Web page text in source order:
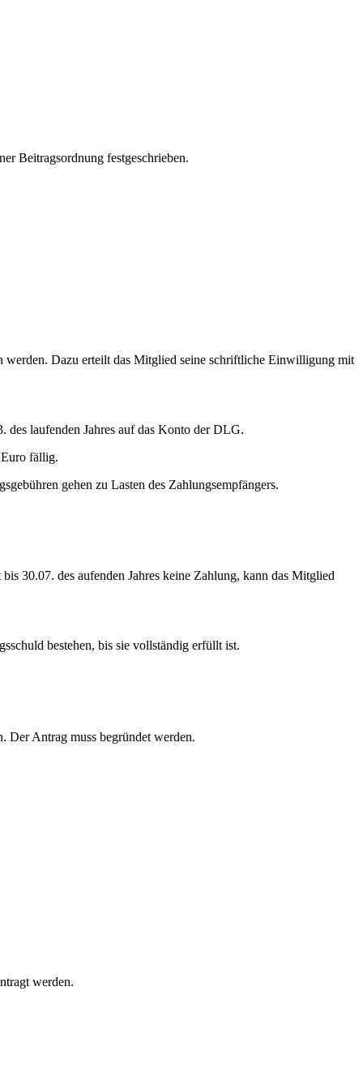
Beitragsordnung festgeschrieben.
Dazu erteilt das Mitglied seine schriftliche Einwilligung mit
des laufenden Jahres auf das Konto der DLG.
fällig.
gehen zu Lasten des Zahlungsempfängers.
30.07. des aufenden Jahres keine Zahlung, kann das Mitglied
bestehen, bis sie vollständig erfüllt ist.
Der Antrag muss begründet werden.
werden.